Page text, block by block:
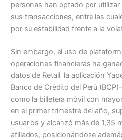
personas han optado por
sus transacciones, entre las
por su estabilidad frente a la
Sin embargo, el uso de
operaciones financieras ha
datos de Retail, la aplicación
Banco de Crédito del Perú
como la billetera móvil con
en el primer trimestre del año,
usuarios y alcanzó más de 1,35
afiliados, posicionándose